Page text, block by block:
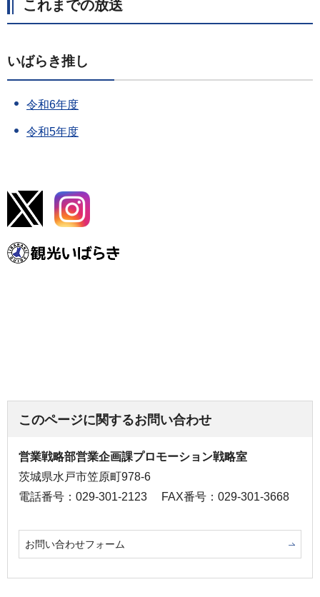
これまでの放送
いばらき推し
令和6年度
令和5年度
このページに関するお問い合わせ
営業戦略部営業企画課プロモーション戦略室
茨城県水戸市笠原町978-6
電話番号：029-301-2123
FAX番号：029-301-3668
お問い合わせフォーム